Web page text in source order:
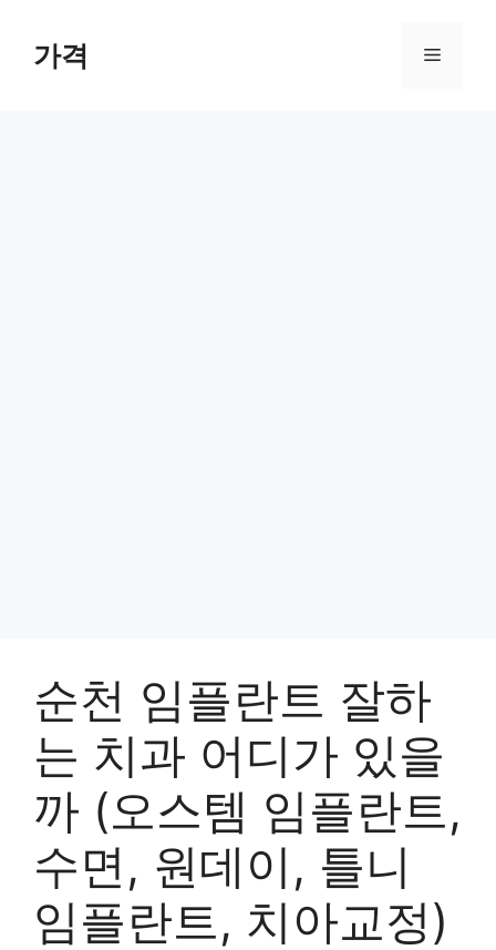
가격 메
순천 임플란트 잘하
는 치과 어디가 있을
까 (오스템 임플란트,
수면, 원데이, 틀니
임플란트, 치아교정)